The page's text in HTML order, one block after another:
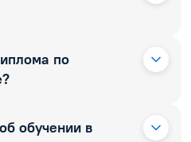
по
обучении в